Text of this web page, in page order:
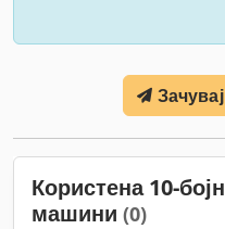
Користена 10-
машини (0)